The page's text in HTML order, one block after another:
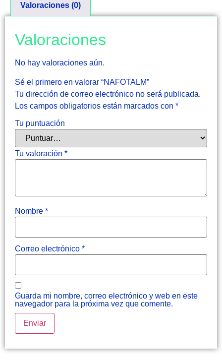
Valoraciones (0)
Valoraciones
No hay valoraciones aún.
Sé el primero en valorar “NAFOTALM”
Tu dirección de correo electrónico no será publicada.
Los campos obligatorios están marcados con *
Tu puntuación
Tu valoración *
Nombre *
Correo electrónico *
Guarda mi nombre, correo electrónico y web en este
navegador para la próxima vez que comente.